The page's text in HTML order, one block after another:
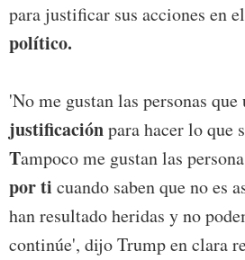
para justificar sus acciones en
político.
'No me gustan las personas que
justificaciónpara hacer lo que
Tampoco me gustan las
por ti cuando saben que no es
han resultado heridas y no
continúe', dijo Trump en clara